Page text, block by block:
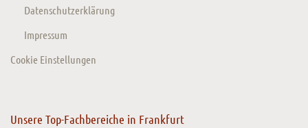
Datenschutzerklärung
Impressum
Cookie Einstellungen
Unsere Top-Fachbereiche in Frankfurt